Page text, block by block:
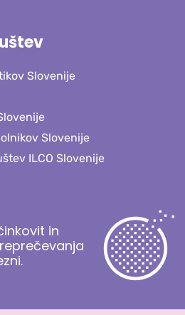
Slovenije
Slovenije
ILCO Slovenije
in